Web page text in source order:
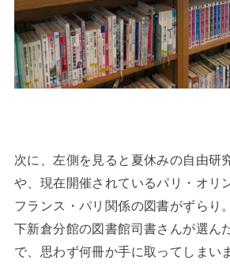
次に、左側を見ると夏休みの自由研
や、現在開催されているパリ・オリ
フランス・パリ関係の図書がずらり。
下新倉分館の図書館司書さんが選ん
で、思わず何冊か手に取ってしまい